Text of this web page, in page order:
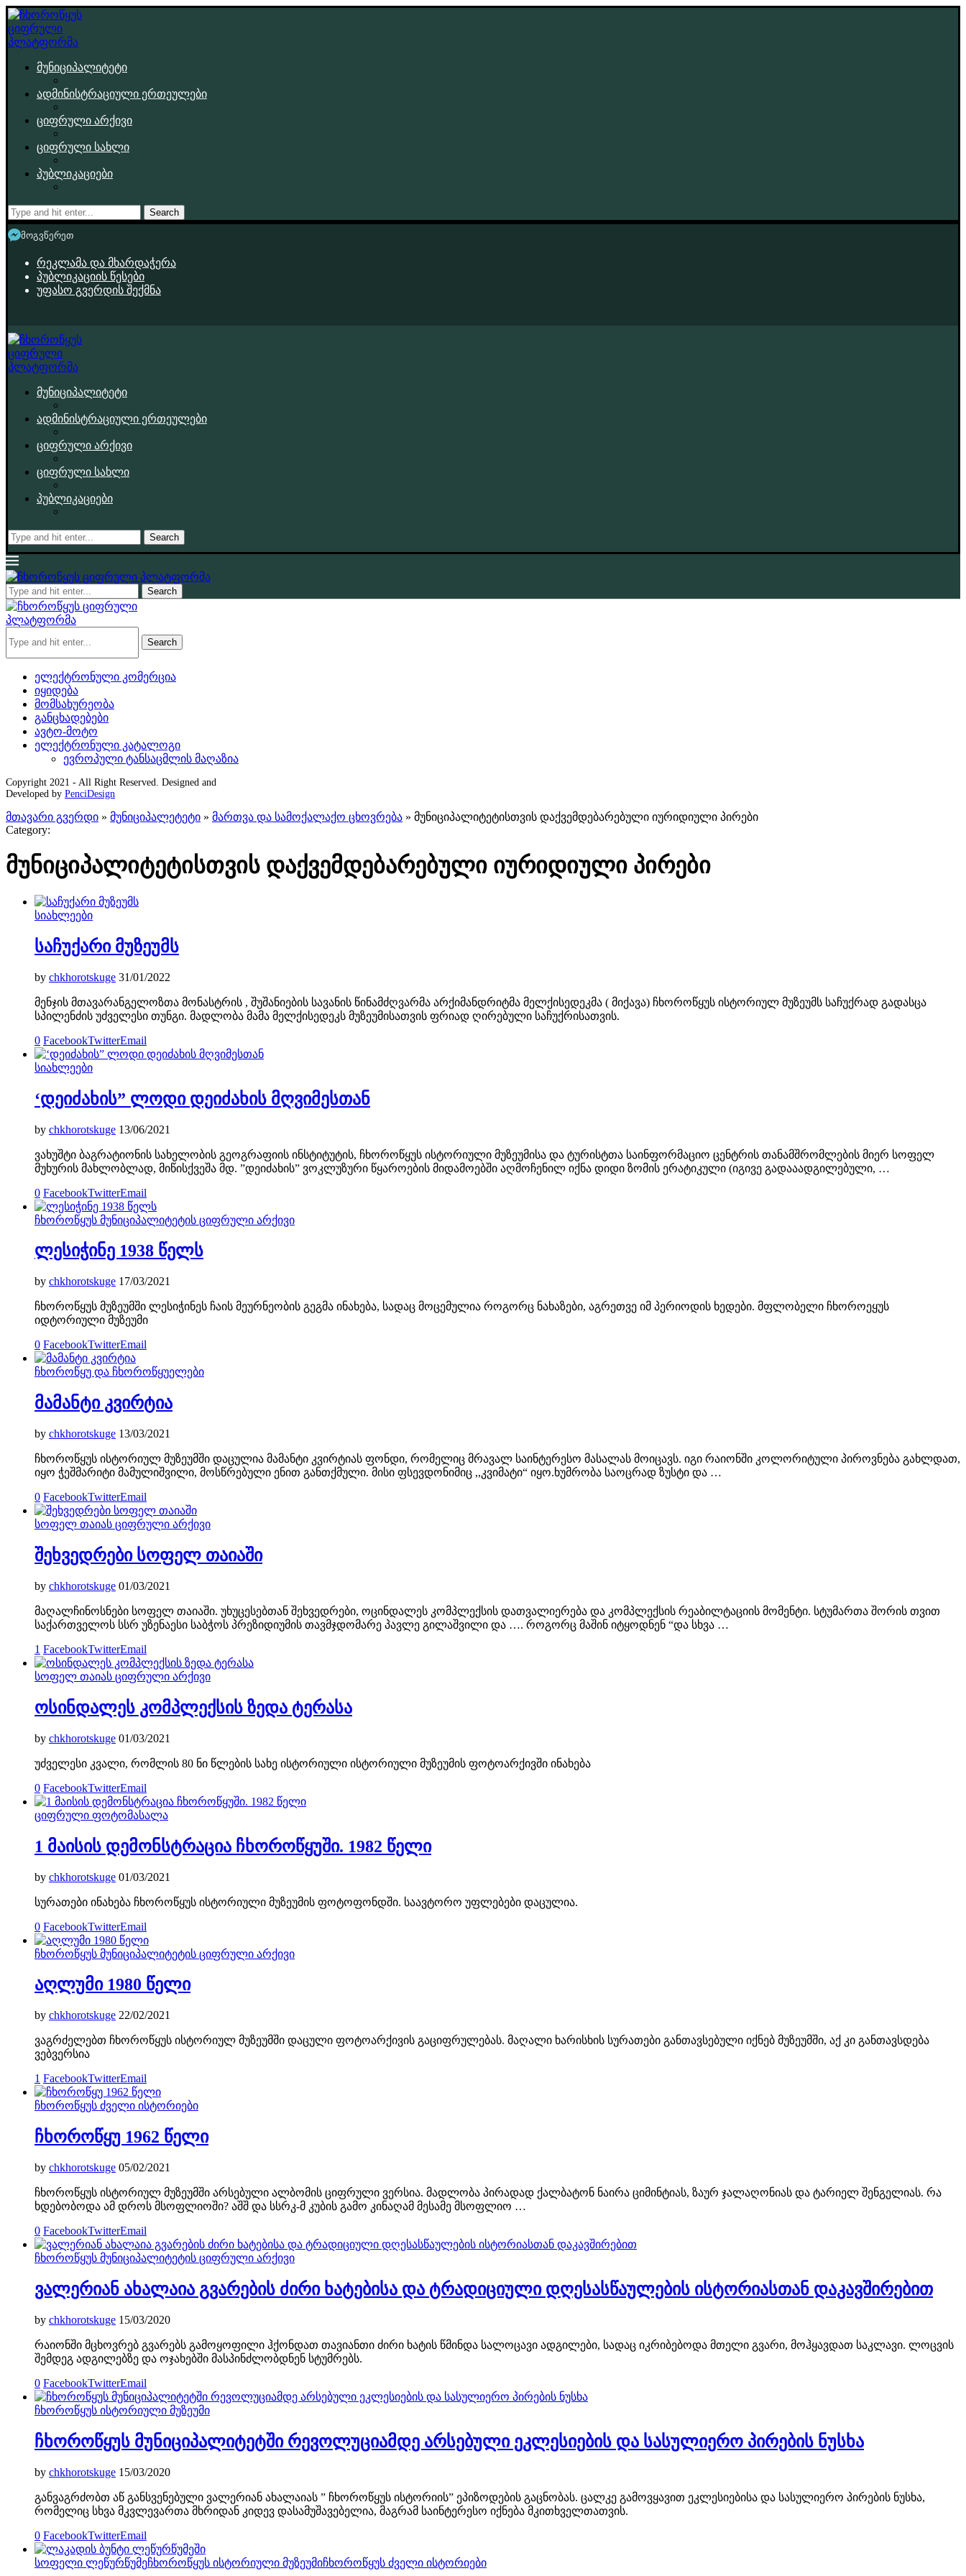
მუნიციპალიტეტი
ადმინისტრაციული ერთეულები
ციფრული არქივი
ციფრული სახლი
პუბლიკაციები
Search
მოგვწერეთ
რეკლამა და მხარდაჭერა
პუბლიკაციის წესები
უფასო გვერდის შექმნა
მუნიციპალიტეტი
ადმინისტრაციული ერთეულები
ციფრული არქივი
ციფრული სახლი
პუბლიკაციები
Search
Search
Search
ელექტრონული კომერცია
იყიდება
მომსახურეობა
განცხადებები
ავტო-მოტო
ელექტრონული კატალოგი
ევროპული ტანსაცმლის მაღაზია
Copyright 2021 - All Right Reserved. Designed and
Developed by PenciDesign
მთავარი გვერდი » მუნიციპალეტეტი » მართვა და სამოქალაქო ცხოვრება » მუნიციპალიტეტისთვის დაქვემდებარებული იურიდიული პირები
Category:
მუნიციპალიტეტისთვის დაქვემდებარებული იურიდიული პირები
სიახლეები
საჩუქარი მუზეუმს
by chkhorotskuge 31/01/2022
მენჯის მთავარანგელოზთა მონასტრის , შუშანიების სავანის წინამძღვარმა არქიმანდრიტმა მელქისედეკმა ( მიქავა) ჩხოროწყუს ისტორიულ მუზეუმს საჩუქრად გადასცა
სპილენძის უძველესი თუნგი. მადლობა მამა მელქისედეკს მუზეუმისათვის ფრიად ღირებული საჩუქრისათვის.
0 FacebookTwitterEmail
სიახლეები
‘დეიძახის” ლოდი დეიძახის მღვიმესთან
by chkhorotskuge 13/06/2021
ვახუშტი ბაგრატიონის სახელობის გეოგრაფიის ინსტიტუტის, ჩხოროწყუს ისტორიული მუზეუმისა და ტურისტთა საინფორმაციო ცენტრის თანამშრომლების მიერ სოფელ
მუხურის მახლობლად, მიწისქვეშა მდ. ”დეიძახის” ვოკლუზური წყაროების მიდამოებში აღმოჩენილ იქნა დიდი ზომის ერატიკული (იგივე გადააადგილებული, …
0 FacebookTwitterEmail
ჩხოროწყუს მუნიციპალიტეტის ციფრული არქივი
ლესიჭინე 1938 წელს
by chkhorotskuge 17/03/2021
ჩხოროწყუს მუზეუმში ლესიჭინეს ჩაის მეურნეობის გეგმა ინახება, სადაც მოცემულია როგორც ნახაზები, აგრეთვე იმ პერიოდის ხედები. მფლობელი ჩხოროეყუს
იდტორიული მუზეუმი
0 FacebookTwitterEmail
ჩხოროწყუ და ჩხოროწყუელები
მამანტი კვირტია
by chkhorotskuge 13/03/2021
ჩხოროწყუს ისტორიულ მუზეუმში დაცულია მამანტი კვირტიას ფონდი, რომელიც მრავალ საინტერესო მასალას მოიცავს. იგი რაიონში კოლორიტული პიროვნება გახლდათ,
იყო ჭეშმარიტი მამულიშვილი, მოსწრებული ენით განთქმული. მისი ფსევდონიმიც ,,კვიმატი“ იყო.ხუმრობა საოცრად ზუსტი და …
0 FacebookTwitterEmail
სოფელ თაიას ციფრული არქივი
შეხვედრები სოფელ თაიაში
by chkhorotskuge 01/03/2021
მაღალჩინოსნები სოფელ თაიაში. უხუცესებთან შეხვედრები, ოცინდალეს კომპლექსის დათვალიერება და კომპლექსის რეაბილტაციის მომენტი. სტუმართა შორის თვით
საქართველოს სსრ უზენაესი საბჭოს პრეზიდიუმის თავმჯდომარე პავლე გილაშვილი და …. როგორც მაშინ იტყოდნენ “და სხვა …
1 FacebookTwitterEmail
სოფელ თაიას ციფრული არქივი
ოსინდალეს კომპლექსის ზედა ტერასა
by chkhorotskuge 01/03/2021
უძველესი კვალი, რომლის 80 ნი წლების სახე ისტორიული ისტორიული მუზეუმის ფოტოარქივში ინახება
0 FacebookTwitterEmail
ციფრული ფოტომასალა
1 მაისის დემონსტრაცია ჩხოროწყუში. 1982 წელი
by chkhorotskuge 01/03/2021
სურათები ინახება ჩხოროწყუს ისტორიული მუზეუმის ფოტოფონდში. საავტორო უფლებები დაცულია.
0 FacebookTwitterEmail
ჩხოროწყუს მუნიციპალიტეტის ციფრული არქივი
აღლუმი 1980 წელი
by chkhorotskuge 22/02/2021
ვაგრძელებთ ჩხოროწყუს ისტორიულ მუზეუმში დაცული ფოტოარქივის გაციფრულებას. მაღალი ხარისხის სურათები განთავსებული იქნებ მუზეუმში, აქ კი განთავსდება
ვებვერსია
1 FacebookTwitterEmail
ჩხოროწყუს ძველი ისტორიები
ჩხოროწყუ 1962 წელი
by chkhorotskuge 05/02/2021
ჩხოროწყუს ისტორიულ მუზეუმში არსებული ალბომის ციფრული ვერსია. მადლობა პირადად ქალბატონ ნაირა ციმინტიას, ზაურ ჯალაღონიას და ტარიელ შენგელიას. რა
ხდებობოდა ამ დროს მსოფლიოში? აშშ და სსრკ-მ კუბის გამო კინაღამ მესამე მსოფლიო …
0 FacebookTwitterEmail
ჩხოროწყუს მუნიციპალიტეტის ციფრული არქივი
ვალერიან ახალაია გვარების ძირი ხატებისა და ტრადიციული დღესასწაულების ისტორიასთან დაკავშირებით
by chkhorotskuge 15/03/2020
რაიონში მცხოვრებ გვარებს გამოყოფილი ჰქონდათ თავიანთი ძირი ხატის წმინდა სალოცავი ადგილები, სადაც იკრიბებოდა მთელი გვარი, მოჰყავდათ საკლავი. ლოცვის
შემდეგ ადგილებზე და ოჯახებში მასპინძლობდნენ სტუმრებს.
0 FacebookTwitterEmail
ჩხოროწყუს ისტორიული მუზეუმი
ჩხოროწყუს მუნიციპალიტეტში რევოლუციამდე არსებული ეკლესიების და სასულიერო პირების ნუსხა
by chkhorotskuge 15/03/2020
განვაგრძობთ აწ განსვენებული ვალერიან ახალაიას ” ჩხოროწყუს ისტორიის” ეპიზოდების გაცნობას. ცალკე გამოვყავით ეკლესიებისა და სასულიერო პირების ნუსხა,
რომელიც სხვა მკვლევართა მხრიდან კიდევ დასამუშავებელია, მაგრამ საინტერესო იქნება მკითხველთათვის.
0 FacebookTwitterEmail
სოფელი ლეწურწუმეჩხოროწყუს ისტორიული მუზეუმიჩხოროწყუს ძველი ისტორიები